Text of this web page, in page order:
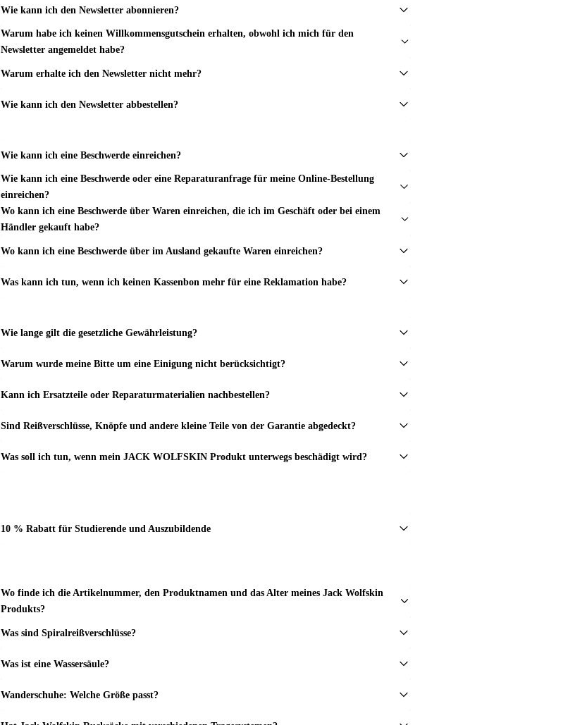
Wie kann ich den Newsletter abonnieren?
Warum habe ich keinen Willkommensgutschein erhalten, obwohl ich mich für den
Newsletter angemeldet habe?
Warum erhalte ich den Newsletter nicht mehr?
Wie kann ich den Newsletter abbestellen?
Wie kann ich eine Beschwerde einreichen?
Wie kann ich eine Beschwerde oder eine Reparaturanfrage für meine Online-Bestellung
einreichen?
Wo kann ich eine Beschwerde über Waren einreichen, die ich im Geschäft oder bei einem
Händler gekauft habe?
Wo kann ich eine Beschwerde über im Ausland gekaufte Waren einreichen?
Was kann ich tun, wenn ich keinen Kassenbon mehr für eine Reklamation habe?
Wie lange gilt die gesetzliche Gewährleistung?
Warum wurde meine Bitte um eine Einigung nicht berücksichtigt?
Kann ich Ersatzteile oder Reparaturmaterialien nachbestellen?
Sind Reißverschlüsse, Knöpfe und andere kleine Teile von der Garantie abgedeckt?
Was soll ich tun, wenn mein JACK WOLFSKIN Produkt unterwegs beschädigt wird?
10 % Rabatt für Studierende und Auszubildende
Wo finde ich die Artikelnummer, den Produktnamen und das Alter meines Jack Wolfskin
Produkts?
Was sind Spiralreißverschlüsse?
Was ist eine Wassersäule?
Wanderschuhe: Welche Größe passt?